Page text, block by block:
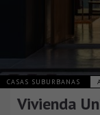
CASAS SUBURBANAS
Vivienda